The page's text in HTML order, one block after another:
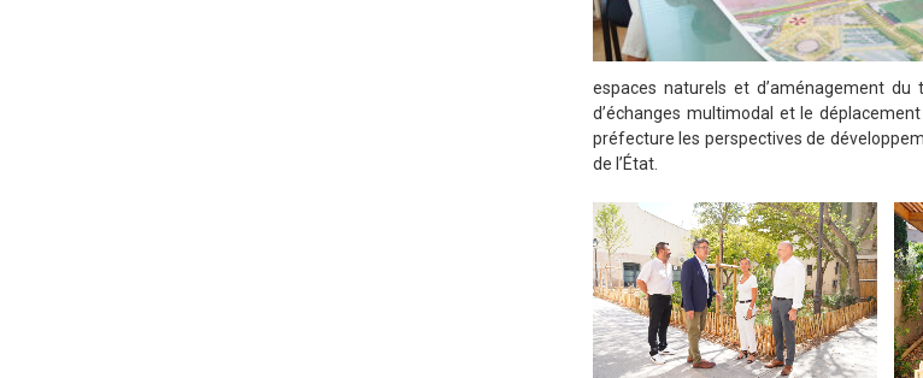
espaces naturels et d’aménagement
d’échanges multimodal et le
préfecture les perspectives de
de l’État.